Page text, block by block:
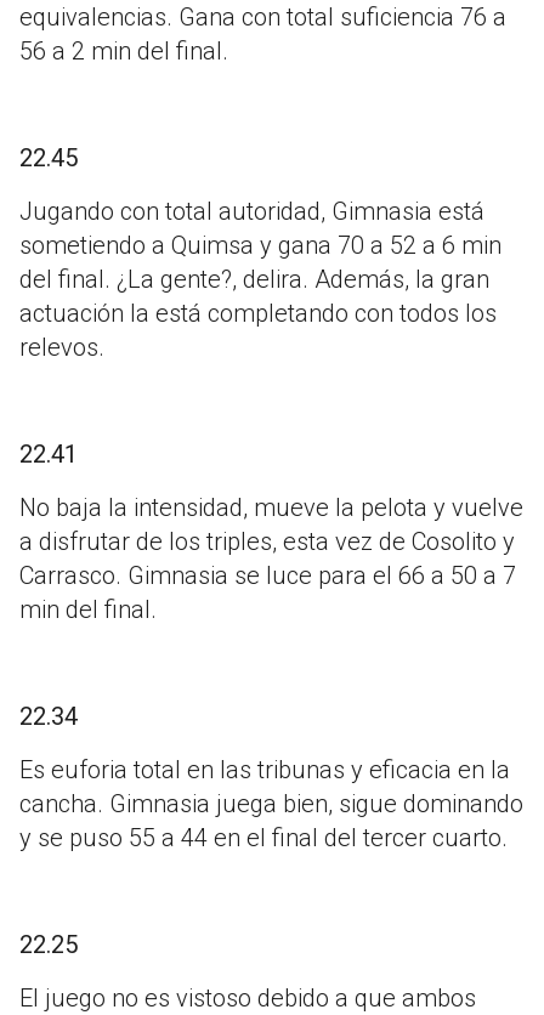
equivalencias. Gana con total suficiencia 76 a
56 a 2 min del final.
22.45
Jugando con total autoridad, Gimnasia está
sometiendo a Quimsa y gana 70 a 52 a 6 min
del final. ¿La gente?, delira. Además, la gran
actuación la está completando con todos los
relevos.
22.41
No baja la intensidad, mueve la pelota y vuelve
a disfrutar de los triples, esta vez de Cosolito y
Carrasco. Gimnasia se luce para el 66 a 50 a 7
min del final.
22.34
Es euforia total en las tribunas y eficacia en la
cancha. Gimnasia juega bien, sigue dominando
y se puso 55 a 44 en el final del tercer cuarto.
22.25
El juego no es vistoso debido a que ambos